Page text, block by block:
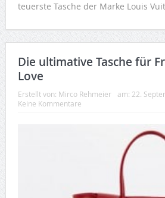
teuerste Tasche der Marke Louis
Die ultimative Tasche für
Love
Erstellt von: Mirco Rehmeier am: 22.
Keine Kommentare